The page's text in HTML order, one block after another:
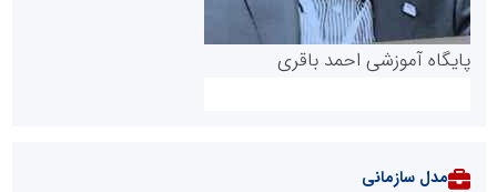
پایگاه آموزشی احمد باقری
مدل سازمانی